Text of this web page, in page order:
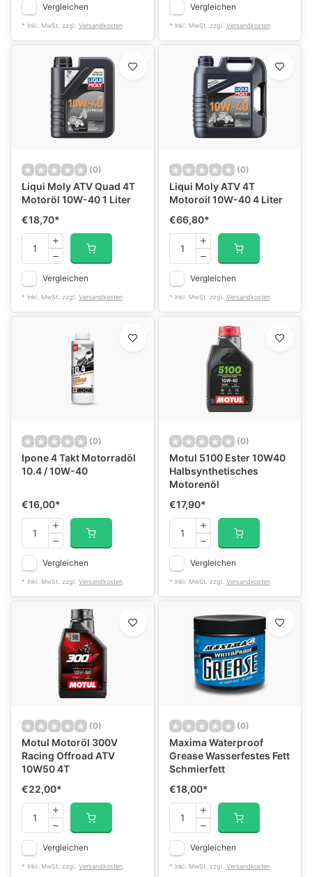
Vergleichen
* Inkl. MwSt. zzgl. Versandkosten
Vergleichen
* Inkl. MwSt. zzgl. Versandkosten
(0)
Liqui Moly ATV Quad 4T
Motoröl 10W-40 1 Liter
€18,70*
Vergleichen
* Inkl. MwSt. zzgl. Versandkosten
(0)
Liqui Moly ATV 4T
Motoroil 10W-40 4 Liter
€66,80*
Vergleichen
* Inkl. MwSt. zzgl. Versandkosten
(0)
Ipone 4 Takt Motorradöl
10.4 / 10W-40
€16,00*
Vergleichen
* Inkl. MwSt. zzgl. Versandkosten
(0)
Motul 5100 Ester 10W40
Halbsynthetisches
Motorenöl
€17,90*
Vergleichen
* Inkl. MwSt. zzgl. Versandkosten
(0)
Motul Motoröl 300V
Racing Offroad ATV
10W50 4T
€22,00*
Vergleichen
* Inkl. MwSt. zzgl. Versandkosten
(0)
Maxima Waterproof
Grease Wasserfestes Fett
Schmierfett
€18,00*
Vergleichen
* Inkl. MwSt. zzgl. Versandkosten